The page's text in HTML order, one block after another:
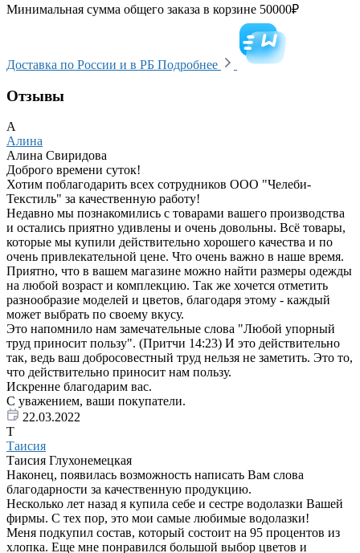
Минимальная сумма общего заказа в корзине 50000₽
Доставка по России и в РБ Подробнее
Отзывы
А
Алина
Алина Свиридова
Доброго времени суток!
Хотим поблагодарить всех сотрудников ООО "Челеби-
Текстиль" за качественную работу!
Недавно мы познакомились с товарами вашего производства
и остались приятно удивлены и очень довольны. Всё товары,
которые мы купили действительно хорошего качества и по
очень привлекательной цене. Что очень важно в наше время.
Приятно, что в вашем магазине можно найти размеры одежды
на любой возраст и комплекцию. Так же хочется отметить
разнообразие моделей и цветов, благодаря этому - каждый
может выбрать по своему вкусу.
Это напомнило нам замечательные слова "Любой упорный
труд приносит пользу". (Притчи 14:23) И это действительно
так, ведь ваш добросовестный труд нельзя не заметить. Это то,
что действительно приносит нам пользу.
Искренне благодарим вас.
С уважением, ваши покупатели.
22.03.2022
Т
Таисия
Таисия Глухонемецкая
Наконец, появилась возможность написать Вам слова
благодарности за качественную продукцию.
Несколько лет назад я купила себе и сестре водолазки Вашей
фирмы. С тех пор, это мои самые любимые водолазки!
Меня подкупил состав, который состоит на 95 процентов из
хлопка. Еще мне понравился большой выбор цветов и